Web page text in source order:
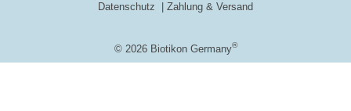
© 2026 Biotikon Germany®
Datenschutz
Zahlung & Versand